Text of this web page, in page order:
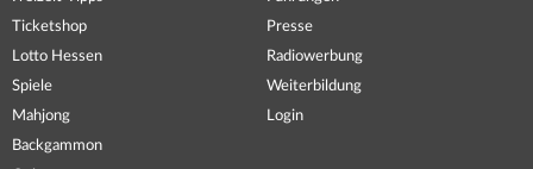
Ticketshop
Lotto Hessen
Spiele
Mahjong
Backgammon
Presse
Radiowerbung
Weiterbildung
Login